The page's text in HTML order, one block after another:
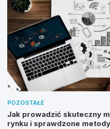
POZOSTAŁE
Jak prowadzić skuteczny
rynku i sprawdzone metody